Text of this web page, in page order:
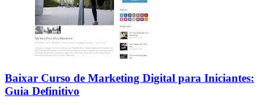
Baixar Curso de Marketing Digital para Iniciantes:
Guia Definitivo